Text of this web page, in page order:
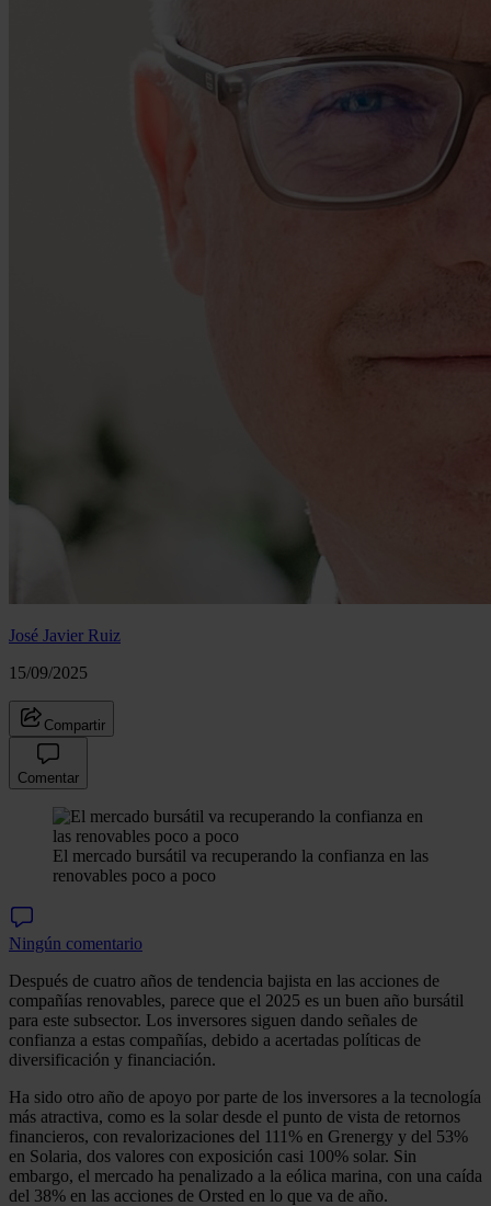
José Javier Ruiz
15/09/2025
Compartir
Comentar
El mercado bursátil va recuperando la confianza en las
renovables poco a poco
Ningún comentario
Después de cuatro años de tendencia bajista en las acciones de
compañías renovables, parece que el 2025 es un buen año bursátil
para este subsector. Los inversores siguen dando señales de
confianza a estas compañías, debido a acertadas políticas de
diversificación y financiación.
Ha sido otro año de apoyo por parte de los inversores a la tecnología
más atractiva, como es la solar desde el punto de vista de retornos
financieros, con revalorizaciones del 111% en Grenergy y del 53%
en Solaria, dos valores con exposición casi 100% solar. Sin
embargo, el mercado ha penalizado a la eólica marina, con una caída
del 38% en las acciones de Orsted en lo que va de año.